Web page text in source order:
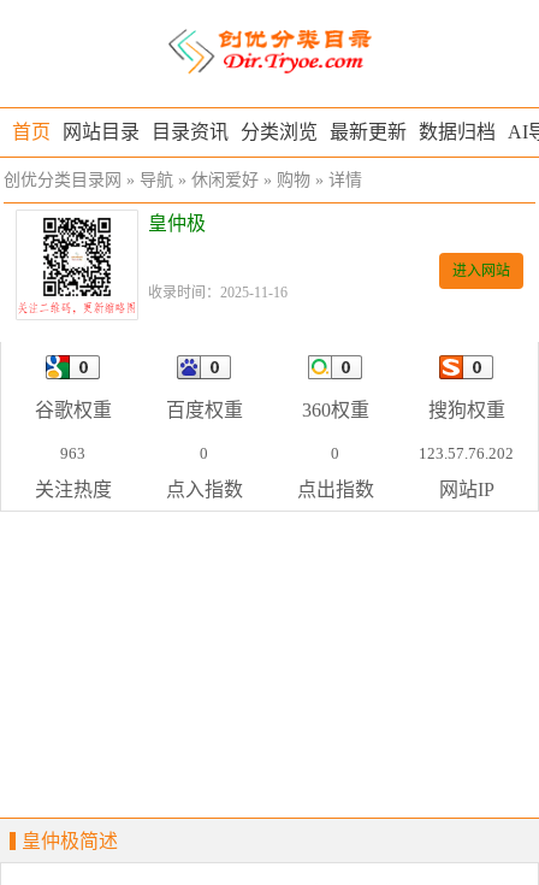
首页 网站目录 目录资讯 分类浏览 最新更新 数据归档 AI
创优分类目录网 » 导航 » 休闲爱好 » 购物 » 详情
皇仲极
收录时间：2025-11-16
进入网站
谷歌权重 百度权重 360权重 搜狗权重
963
关注热度
0
点入指数
0
点出指数
123.57.76.202
网站IP
皇仲极简述